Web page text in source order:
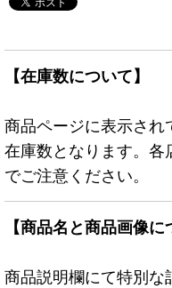
【在庫数について】
商品ページに表示され
在庫数となります。各
でご注意ください。
【商品名と商品画像に
商品説明欄にて特別な